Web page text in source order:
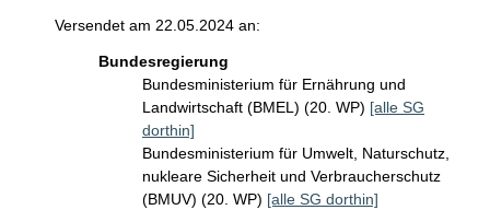
Versendet am 22.05.2024 an:
Bundesregierung
Bundesministerium für Ernährung und
Landwirtschaft (BMEL) (20. WP) [alle SG
dorthin]
Bundesministerium für Umwelt, Naturschutz,
nukleare Sicherheit und Verbraucherschutz
(BMUV) (20. WP) [alle SG dorthin]